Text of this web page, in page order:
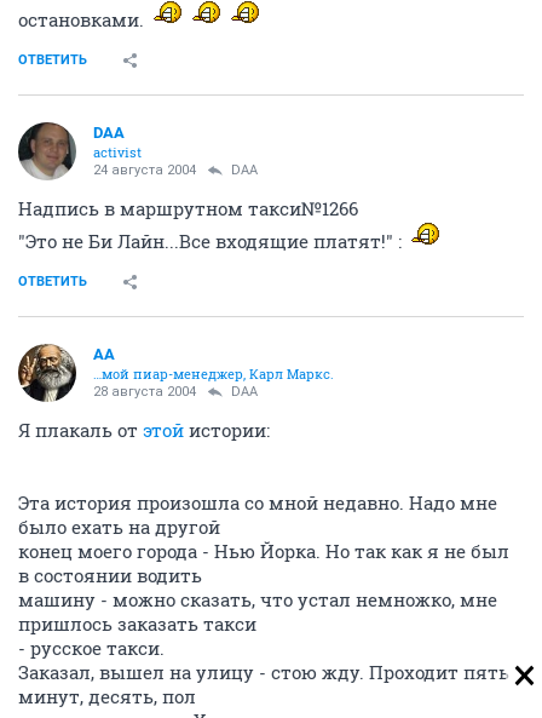
остановками.
ОТВЕТИТЬ
DAA
activist
24 августа 2004 DAA
Надпись в маршрутном такси№1266
"Это не Би Лайн...Все входящие платят!" :
ОТВЕТИТЬ
AA
…мой пиар-менеджер, Карл Маркс.
28 августа 2004 DAA
Я плакаль от этой истории:
Эта история произошла со мной недавно. Надо мне
было ехать на другой
конец моего города - Нью Йорка. Но так как я не был
в состоянии водить
машину - можно сказать, что устал немножко, мне
пришлось заказать такси
- русское такси.
Заказал, вышел на улицу - стою жду. Проходит пять
минут, десять, пол